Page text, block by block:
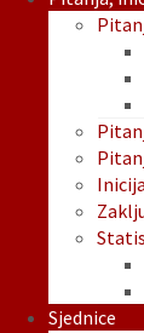
Sjednice